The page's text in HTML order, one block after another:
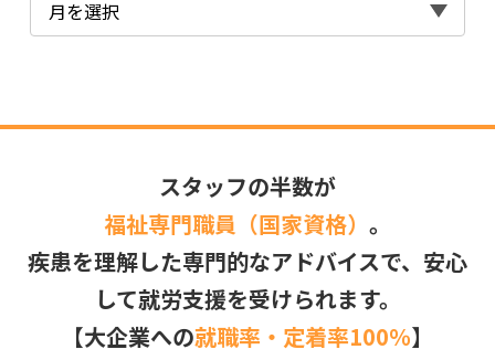
スタッフの半数が
福祉専門職員（国家資格） 。
疾患を理解した専門的なアドバイスで、安心
して就労支援を受けられます。
【大企業への就職率・定着率100％】